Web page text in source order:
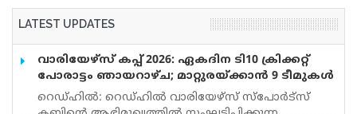
LATEST UPDATES
വാരിയേഴ്സ് കപ്പ് 2026: ഏകദിന ടി10 ക്രിക്കറ്റ്
പോരാട്ടം ഞായറാഴ്ച; മാറ്റുരയ്ക്കാൻ 9 ടീമുകൾ
റെഡ്ഹിൽ: റെഡ്ഹിൽ വാരിയേഴ്സ് സ്പോർട്സ്